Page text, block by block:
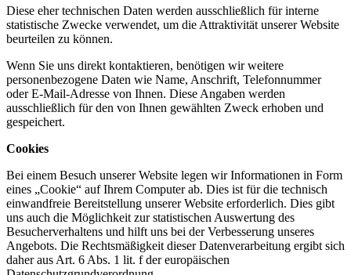
Diese eher technischen Daten werden ausschließlich für interne
statistische Zwecke verwendet, um die Attraktivität unserer Website
beurteilen zu können.
Wenn Sie uns direkt kontaktieren, benötigen wir weitere
personenbezogene Daten wie Name, Anschrift, Telefonnummer
oder E-Mail-Adresse von Ihnen. Diese Angaben werden
ausschließlich für den von Ihnen gewählten Zweck erhoben und
gespeichert.
Cookies
Bei einem Besuch unserer Website legen wir Informationen in Form
eines „Cookie“ auf Ihrem Computer ab. Dies ist für die technisch
einwandfreie Bereitstellung unserer Website erforderlich. Dies gibt
uns auch die Möglichkeit zur statistischen Auswertung des
Besucherverhaltens und hilft uns bei der Verbesserung unseres
Angebots. Die Rechtsmäßigkeit dieser Datenverarbeitung ergibt sich
daher aus Art. 6 Abs. 1 lit. f der europäischen